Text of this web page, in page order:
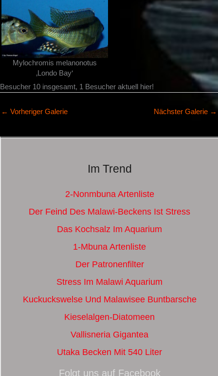
Mylochromis melanonotus
‚Londo Bay‘
Besucher 10 insgesamt, 1 Besucher aktuell hier!
← Vorheriger Galerie Nächster Galerie →
Im Trend
2-Nonmbuna Artenliste
Der Feind Des Malawi-Beckens Ist Stress
Das Kochsalz Im Aquarium
1-Mbuna Artenliste
Der Patronenfilter
Stress Im Malawi Aquarium
Kuckuckswelse Und Malawisee Buntbarsche
Kieselalgen-Diatomeen
Vallisneria Gigantea
Utaka Becken Mit 540 Liter
Folgt uns auf Facebook